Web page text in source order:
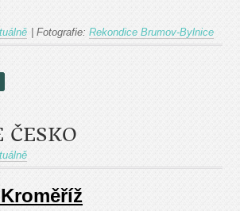
Fotografie: Rekondice Brumov-Bylnice
ČESKO